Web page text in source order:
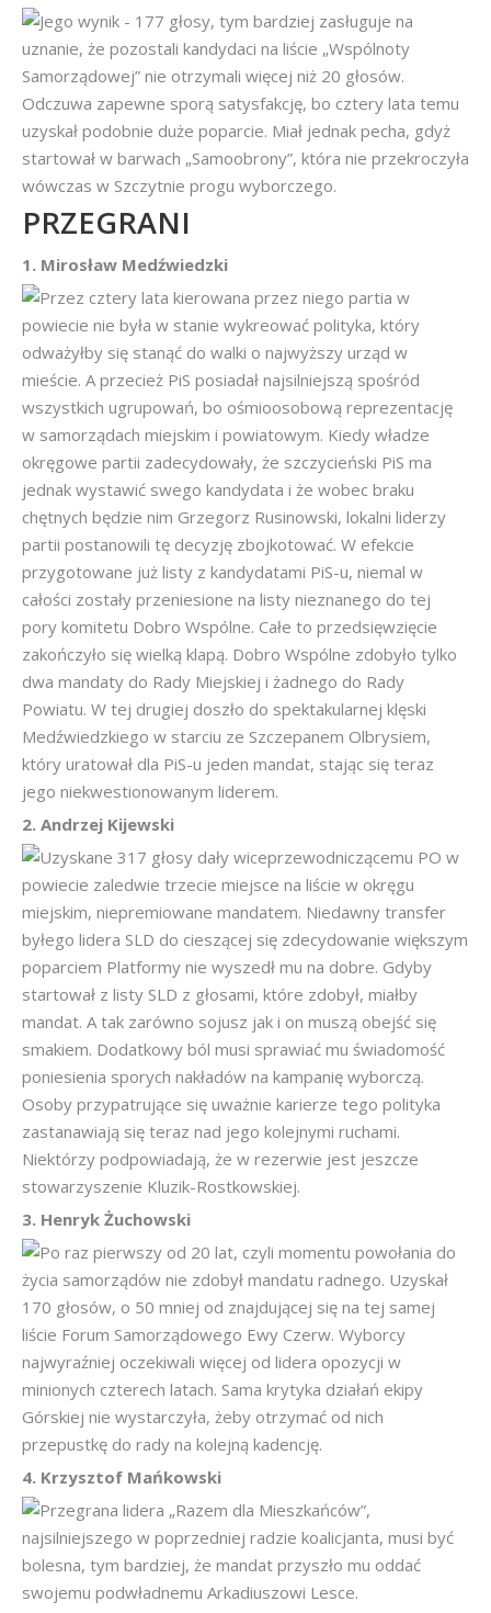
Jego wynik - 177 głosy, tym bardziej zasługuje na
uznanie, że pozostali kandydaci na liście „Wspólnoty
Samorządowej” nie otrzymali więcej niż 20 głosów.
Odczuwa zapewne sporą satysfakcję, bo cztery lata temu
uzyskał podobnie duże poparcie. Miał jednak pecha, gdyż
startował w barwach „Samoobrony”, która nie przekroczyła
wówczas w Szczytnie progu wyborczego.
PRZEGRANI
1. Mirosław Medźwiedzki
Przez cztery lata kierowana przez niego partia w
powiecie nie była w stanie wykreować polityka, który
odważyłby się stanąć do walki o najwyższy urząd w
mieście. A przecież PiS posiadał najsilniejszą spośród
wszystkich ugrupowań, bo ośmioosobową reprezentację
w samorządach miejskim i powiatowym. Kiedy władze
okręgowe partii zadecydowały, że szczycieński PiS ma
jednak wystawić swego kandydata i że wobec braku
chętnych będzie nim Grzegorz Rusinowski, lokalni liderzy
partii postanowili tę decyzję zbojkotować. W efekcie
przygotowane już listy z kandydatami PiS-u, niemal w
całości zostały przeniesione na listy nieznanego do tej
pory komitetu Dobro Wspólne. Całe to przedsięwzięcie
zakończyło się wielką klapą. Dobro Wspólne zdobyło tylko
dwa mandaty do Rady Miejskiej i żadnego do Rady
Powiatu. W tej drugiej doszło do spektakularnej klęski
Medźwiedzkiego w starciu ze Szczepanem Olbrysiem,
który uratował dla PiS-u jeden mandat, stając się teraz
jego niekwestionowanym liderem.
2. Andrzej Kijewski
Uzyskane 317 głosy dały wiceprzewodniczącemu PO w
powiecie zaledwie trzecie miejsce na liście w okręgu
miejskim, niepremiowane mandatem. Niedawny transfer
byłego lidera SLD do cieszącej się zdecydowanie większym
poparciem Platformy nie wyszedł mu na dobre. Gdyby
startował z listy SLD z głosami, które zdobył, miałby
mandat. A tak zarówno sojusz jak i on muszą obejść się
smakiem. Dodatkowy ból musi sprawiać mu świadomość
poniesienia sporych nakładów na kampanię wyborczą.
Osoby przypatrujące się uważnie karierze tego polityka
zastanawiają się teraz nad jego kolejnymi ruchami.
Niektórzy podpowiadają, że w rezerwie jest jeszcze
stowarzyszenie Kluzik-Rostkowskiej.
3. Henryk Żuchowski
Po raz pierwszy od 20 lat, czyli momentu powołania do
życia samorządów nie zdobył mandatu radnego. Uzyskał
170 głosów, o 50 mniej od znajdującej się na tej samej
liście Forum Samorządowego Ewy Czerw. Wyborcy
najwyraźniej oczekiwali więcej od lidera opozycji w
minionych czterech latach. Sama krytyka działań ekipy
Górskiej nie wystarczyła, żeby otrzymać od nich
przepustkę do rady na kolejną kadencję.
4. Krzysztof Mańkowski
Przegrana lidera „Razem dla Mieszkańców”,
najsilniejszego w poprzedniej radzie koalicjanta, musi być
bolesna, tym bardziej, że mandat przyszło mu oddać
swojemu podwładnemu Arkadiuszowi Lesce.